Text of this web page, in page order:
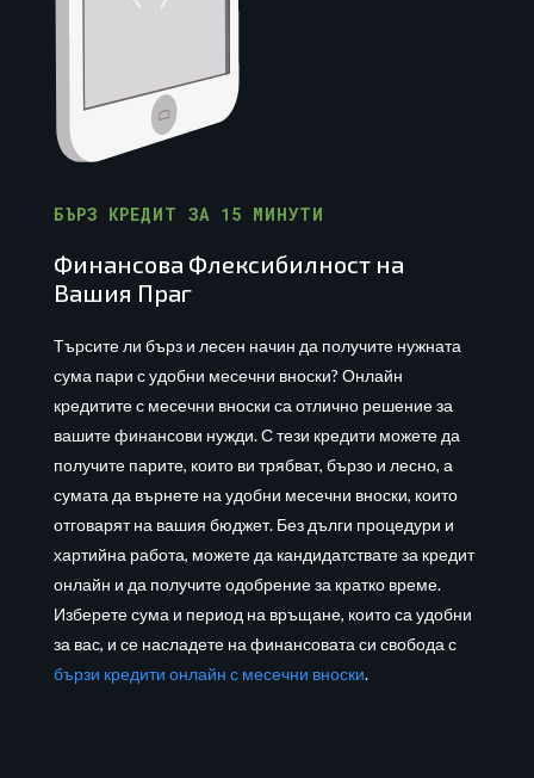
БЪРЗ КРЕДИТ ЗА 15 МИНУТИ
Финансова Флексибилност на
Вашия Праг
Търсите ли бърз и лесен начин да получите нужната
сума пари с удобни месечни вноски? Онлайн
кредитите с месечни вноски са отлично решение за
вашите финансови нужди. С тези кредити можете да
получите парите, които ви трябват, бързо и лесно, а
сумата да върнете на удобни месечни вноски, които
отговарят на вашия бюджет. Без дълги процедури и
хартийна работа, можете да кандидатствате за кредит
онлайн и да получите одобрение за кратко време.
Изберете сума и период на връщане, които са удобни
за вас, и се насладете на финансовата си свобода с
бързи кредити онлайн с месечни вноски.